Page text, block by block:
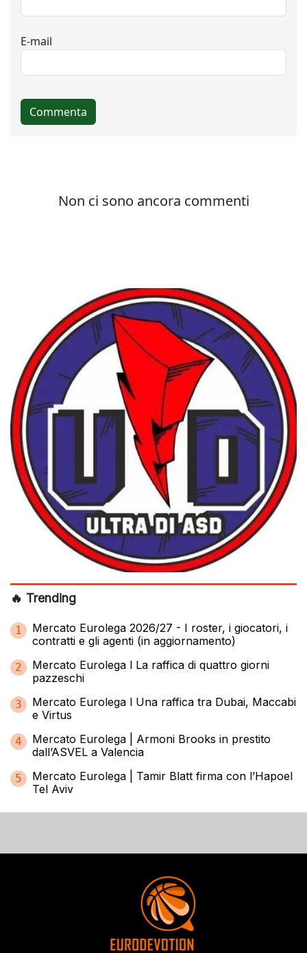
🔥 Trending
1
Mercato Eurolega 2026/27 - I roster, i giocatori, i
contratti e gli agenti (in aggiornamento)
2
Mercato Eurolega l La raffica di quattro giorni
pazzeschi
3
Mercato Eurolega l Una raffica tra Dubai, Maccabi
e Virtus
4
Mercato Eurolega | Armoni Brooks in prestito
dall’ASVEL a Valencia
5
Mercato Eurolega | Tamir Blatt firma con l’Hapoel
Tel Aviv